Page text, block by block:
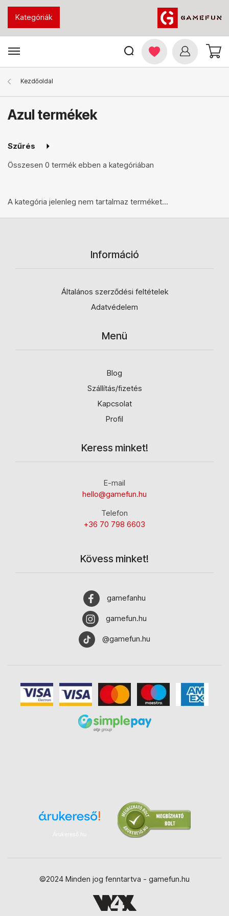
Kategóriák
Kezdőoldal
Azul termékek
Szűrés
Összesen 0 termékebben a kategóriában
A kategória jelenleg nem tartalmaz terméket...
Információ
Általános szerződési feltételek
Adatvédelem
Menü
Blog
Szállítás/fizetés
Kapcsolat
Profil
Keress minket!
E-mail
hello@gamefun.hu
Telefon
+36 70 798 6603
Kövess minket!
gamefanhu
gamefun.hu
@gamefun.hu
Árukereső.hu
©2024 Minden jog fenntartva - gamefun.hu